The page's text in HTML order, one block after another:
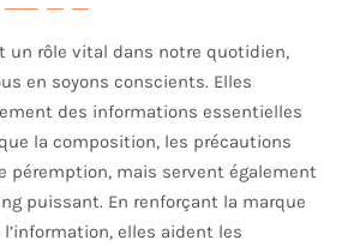
un rôle vital dans notre quotidien,
en soyons conscients. Elles
des informations essentielles
la composition, les précautions
péremption, mais servent également
puissant. En renforçant la marque
elles aident les